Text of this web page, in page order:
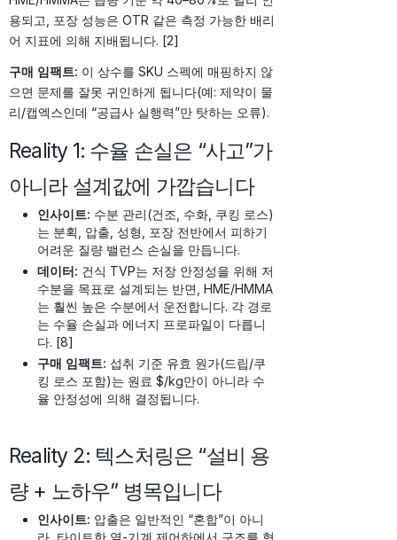
용되고, 포장 성능은 OTR 같은 측정 가능한 배리
어 지표에 의해 지배됩니다. [2]
구매 임팩트: 이 상수를 SKU 스펙에 매핑하지 않
으면 문제를 잘못 귀인하게 됩니다(예: 제약이 물
리/캡엑스인데 “공급사 실행력”만 탓하는 오류).
Reality 1: 수율 손실은 “사고”가
아니라 설계값에 가깝습니다
인사이트: 수분 관리(건조, 수화, 쿠킹 로스)
는 분획, 압출, 성형, 포장 전반에서 피하기
어려운 질량 밸런스 손실을 만듭니다.
데이터: 건식 TVP는 저장 안정성을 위해 저
수분을 목표로 설계되는 반면, HME/HMMA
는 훨씬 높은 수분에서 운전합니다. 각 경로
는 수율 손실과 에너지 프로파일이 다릅니
다. [8]
구매 임팩트: 섭취 기준 유효 원가(드립/쿠
킹 로스 포함)는 원료 $/kg만이 아니라 수
율 안정성에 의해 결정됩니다.
Reality 2: 텍스처링은 “설비 용
량 + 노하우” 병목입니다
인사이트: 압출은 일반적인 “혼합”이 아니
라, 타이트한 열-기계 제어하에서 구조를 형